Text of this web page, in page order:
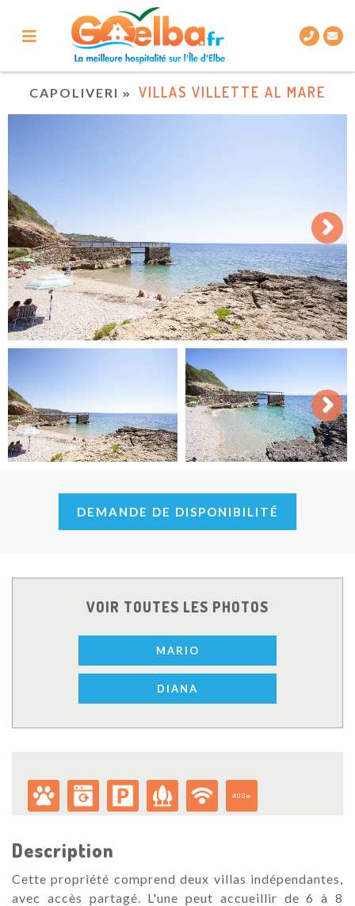
CAPOLIVERI VILLAS VILLETTE AL MARE
Next
Next
DEMANDE DE DISPONIBILITÉ
VOIR TOUTES LES PHOTOS
MARIO
DIANA
400m
Description
Cette propriété comprend deux villas indépendantes,
avec accès partagé. L'une peut accueillir de 6 à 8